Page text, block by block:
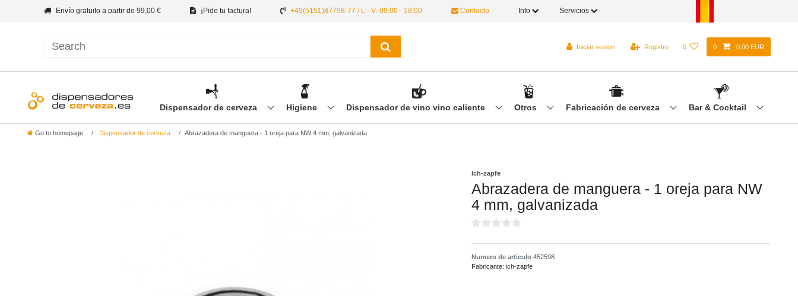
Envío gratuito a partir de 99,00 € ¡Pide tu factura! +49(5151)87798-77 / L - V: 09:00 - 18:00 Contacto Info Servicios
Iniciar sesion Registro 0 0 0,00 EUR
Dispensador de cerveza Higiene Dispensador de vino vino caliente Otros Fabricación de cerveza Bar & Cocktail
Go to homepage Dispensador de cerveza Abrazadera de manguera - 1 oreja para NW 4 mm, galvanizada
Ich-zapfe
Abrazadera de manguera - 1 oreja para NW
4 mm, galvanizada
Numero de articulo 452598
Fabricante: ich-zapfe